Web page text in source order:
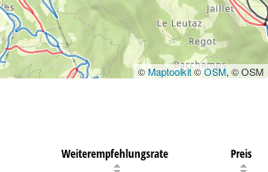
©Maptoolkit©OSM, © OSM
Weiterempfehlungsrate Preis